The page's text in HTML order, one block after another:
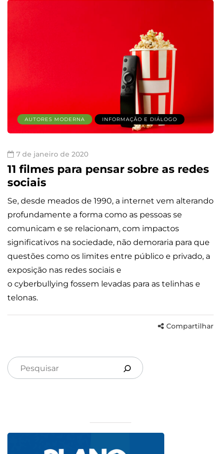
AUTORES MODERNA INFORMAÇÃO E DIÁLOGO
7 de janeiro de 2020
11 filmes para pensar sobre as redes
sociais
Se, desde meados de 1990, a internet vem alterando
profundamente a forma como as pessoas se
comunicam e se relacionam, com impactos
significativos na sociedade, não demoraria para que
questões como os limites entre público e privado, a
exposição nas redes sociais e
o cyberbullying fossem levadas para as telinhas e
telonas.
Compartilhar